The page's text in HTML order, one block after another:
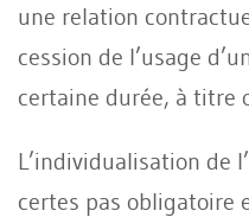
une relation
cession de l’usage
certaine durée, à titre
L’individualisation de
certes pas obligatoire